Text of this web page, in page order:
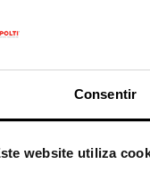
Consentir
website utiliza